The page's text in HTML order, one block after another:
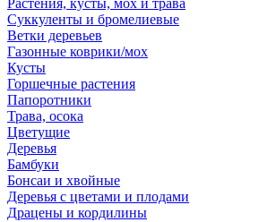
Растения, кусты, мох и трава
Суккуленты и бромелиевые
Ветки деревьев
Газонные коврики/мох
Кусты
Горшечные растения
Папоротники
Трава, осока
Цветущие
Деревья
Бамбуки
Бонсаи и хвойные
Деревья с цветами и плодами
Драцены и кордилины